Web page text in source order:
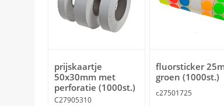
prijskaartje
50x30mm met
perforatie (1000st.)
C27905310
fluorsticker
groen (1000st.)
c27501725